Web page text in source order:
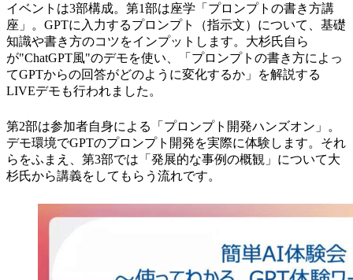
イベントは3部構成。第1部は座学「プロンプトの書き方講
座」。GPTに入力するプロンプト（指示文）について、基礎
知識や書き方のコツをインプットします。大杉氏自ら
が"ChatGPT風"のデモを使い、「プロンプトの書き方によっ
てGPTからの回答がどのように変化するか」を解説する
LIVEデモも行われました。
第2部は参加者自身による「プロンプト開発ハンズオン」。
デモ環境でGPTのプロンプト開発を実際に体験します。それ
らをふまえ、第3部では「発展的な事例の概観」について大
杉氏から講義をしてもらう流れです。